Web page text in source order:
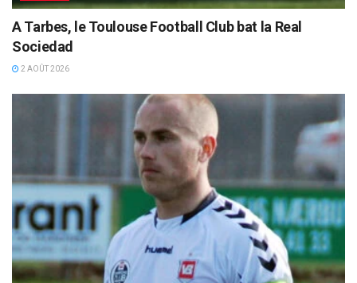
A Tarbes, le Toulouse Football Club bat la Real
Sociedad
2 AOÛT 2026